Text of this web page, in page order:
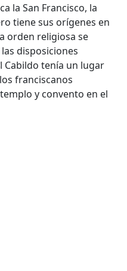
la San Francisco, la
tiene sus orígenes en
orden religiosa se
disposiciones
Cabildo tenía un lugar
franciscanos
y convento en el